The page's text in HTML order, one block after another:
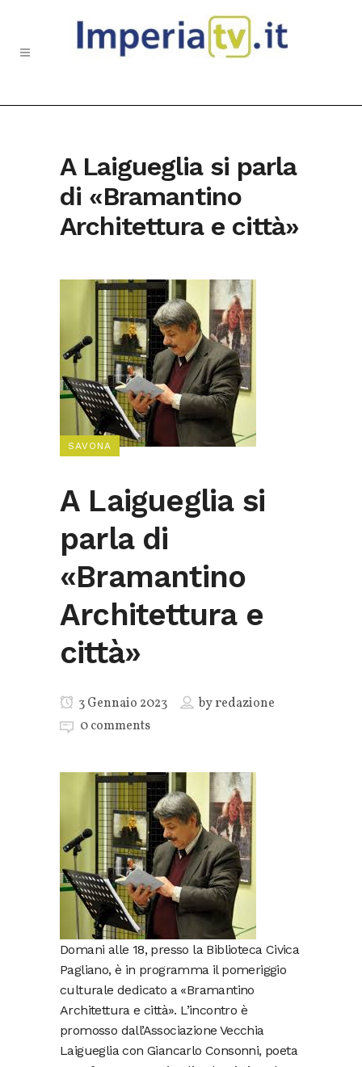
A Laigueglia si parla
di «Bramantino
Architettura e città»
SAVONA
A Laigueglia si
parla di
«Bramantino
Architettura e
città»
3 Gennaio 2023 byredazione
0 comments
Domani alle 18, presso la Biblioteca Civica
Pagliano, è in programma il pomeriggio
culturale dedicato a «Bramantino
Architettura e città». L’incontro è
promosso dall’Associazione Vecchia
Laigueglia con Giancarlo Consonni, poeta